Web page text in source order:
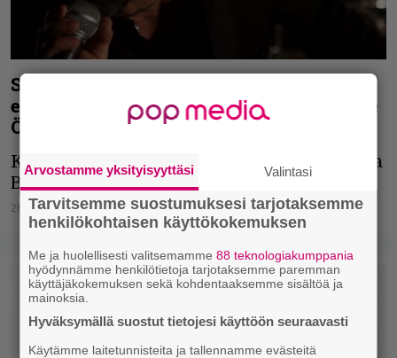
Serj Tankian mukana uuden Godzilla-
elokuvan soundtrackilla – tulkinta Blue
Öyster Cultin hitistä kuunneltavissa
Kappaleella soittavat myös Gene Hoglan ja
Brendon Small.
26.04.2019 Vesa Siltanen
Arvostamme yksityisyyttäsi Valintasi
Tarvitsemme suostumuksesi tarjotaksemme
henkilökohtaisen käyttökokemuksen
Me ja huolellisesti valitsemamme88 teknologiakumppania
hyödynnämme henkilötietoja tarjotaksemme paremman
käyttäjäkokemuksen sekä kohdentaaksemme sisältöä ja
mainoksia.
Hyväksymällä suostut tietojesi käyttöön seuraavasti
Käytämme laitetunnisteita ja tallennamme evästeitä